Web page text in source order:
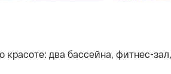
красоте: два бассейна, фитнес-